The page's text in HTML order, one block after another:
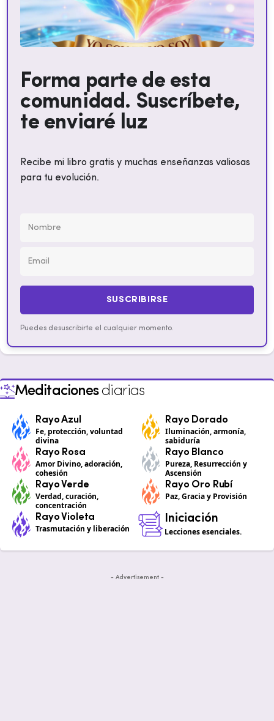
Forma parte de esta
comunidad. Suscríbete,
te enviaré luz
Recibe mi libro gratis y muchas enseñanzas valiosas
para tu evolución.
SUSCRIBIRSE
Puedes desuscribirte el cualquier momento.
Meditacionesdiarias
Rayo Azul
Fe, protección, voluntad
divina
Rayo Dorado
Iluminación, armonía,
sabiduría
Rayo Rosa
Amor Divino, adoración,
cohesión
Rayo Blanco
Pureza, Resurrección y
Ascensión
Rayo Verde
Verdad, curación,
concentración
Rayo Oro Rubí
Paz, Gracia y Provisión
Rayo Violeta
Trasmutación y liberación
Iniciación
Lecciones esenciales.
- Advertisement -